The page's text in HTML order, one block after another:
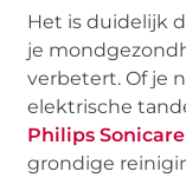
Het is duidelijk
je
verbetert. Of je
elektrische
Philips Sonicare
grondige